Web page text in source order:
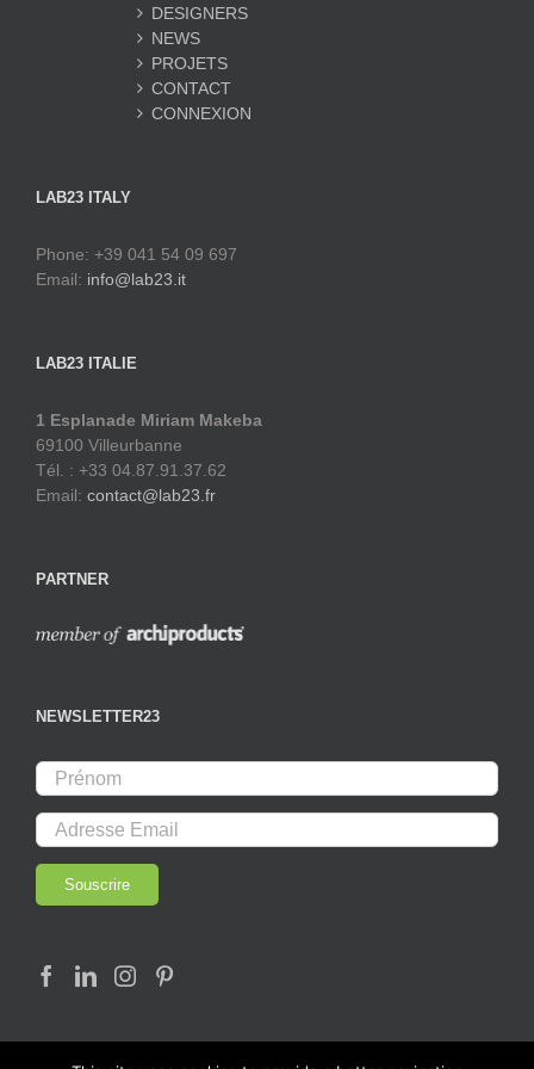
DESIGNERS
NEWS
PROJETS
CONTACT
CONNEXION
LAB23 ITALY
Phone: +39 041 54 09 697
Email: info@lab23.it
LAB23 ITALIE
1 Esplanade Miriam Makeba
69100 Villeurbanne
Tél. : +33 04.87.91.37.62
Email: contact@lab23.fr
PARTNER
NEWSLETTER23